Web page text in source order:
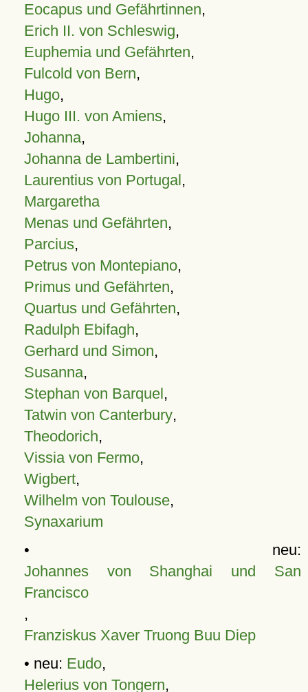
Eocapus und Gefährtinnen,
Erich II. von Schleswig,
Euphemia und Gefährten,
Fulcold von Bern,
Hugo,
Hugo III. von Amiens,
Johanna,
Johanna de Lambertini,
Laurentius von Portugal,
Margaretha
Menas und Gefährten,
Parcius,
Petrus von Montepiano,
Primus und Gefährten,
Quartus und Gefährten,
Radulph Ebifagh,
Gerhard und Simon,
Susanna,
Stephan von Barquel,
Tatwin von Canterbury,
Theodorich,
Vissia von Fermo,
Wigbert,
Wilhelm von Toulouse,
Synaxarium
• neu:
Johannes von Shanghai und San
Francisco
,
Franziskus Xaver Truong Buu Diep
• neu: Eudo,
Helerius von Tongern,